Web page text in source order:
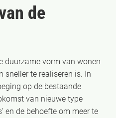
de
duurzame vorm van wonen
sneller te realiseren is. In
op de bestaande
van nieuwe type
en de behoefte om meer te